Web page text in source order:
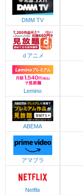
DMM TV
ｄアニメ
Lemino
ABEMA
アマプラ
Netflix